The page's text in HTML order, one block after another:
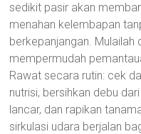
sedikit pasir akan
menahan kelembapan
berkepanjangan. Mulailah
mempermudah
Rawat secara rutin: cek
nutrisi, bersihkan debu
lancar, dan rapikan
sirkulasi udara berjalan